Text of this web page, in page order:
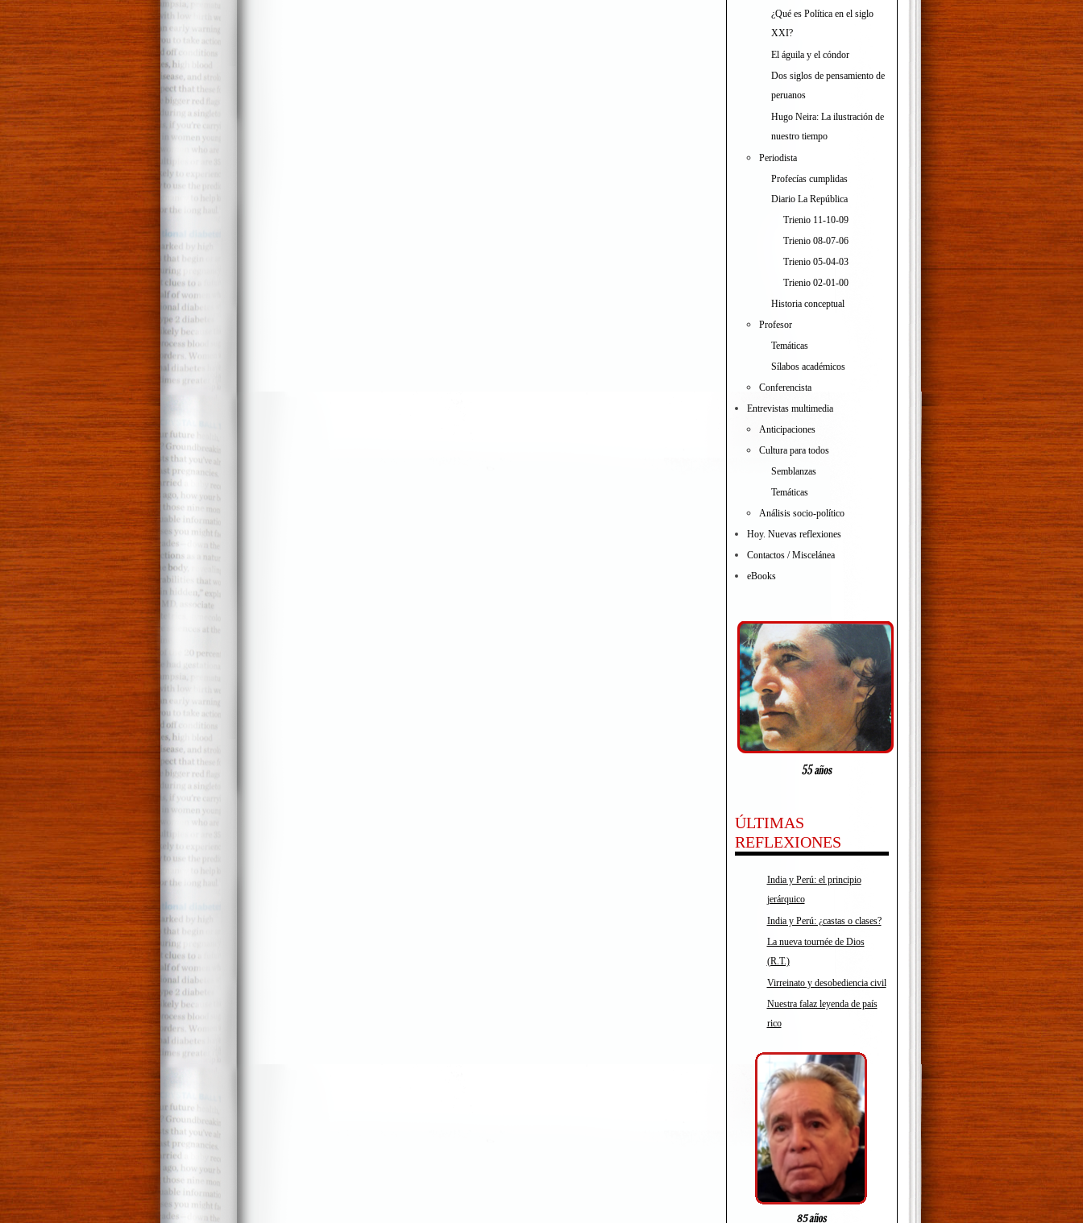
¿Qué es Política en el siglo
XXI?
El águila y el cóndor
Dos siglos de pensamiento de
peruanos
Hugo Neira: La ilustración de
nuestro tiempo
Periodista
Profecías cumplidas
Diario La República
Trienio 11-10-09
Trienio 08-07-06
Trienio 05-04-03
Trienio 02-01-00
Historia conceptual
Profesor
Temáticas
Sílabos académicos
Conferencista
Entrevistas multimedia
Anticipaciones
Cultura para todos
Semblanzas
Temáticas
Análisis socio-político
Hoy. Nuevas reflexiones
Contactos / Miscelánea
eBooks
ÚLTIMAS
REFLEXIONES
India y Perú: el principio
jerárquico
India y Perú: ¿castas o clases?
La nueva tournée de Dios
(R.T.)
Virreinato y desobediencia civil
Nuestra falaz leyenda de país
rico